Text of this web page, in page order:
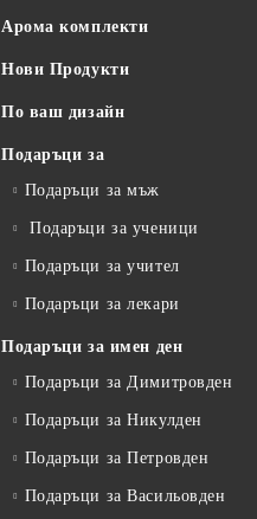
Арома комплекти
Нови Продукти
По ваш дизайн
Подаръци за
Подаръци за мъж
Подаръци за ученици
Подаръци за учител
Подаръци за лекари
Подаръци за имен ден
Подаръци за Димитровден
Подаръци за Никулден
Подаръци за Петровден
Подаръци за Васильовден